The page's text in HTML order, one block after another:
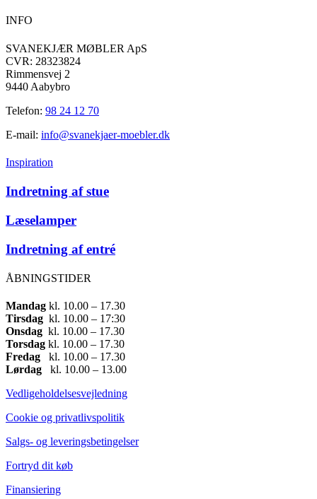
INFO
SVANEKJÆR MØBLER ApS
CVR: 28323824
Rimmensvej 2
9440 Aabybro
Telefon: 98 24 12 70
E-mail: info@svanekjaer-moebler.dk
Inspiration
Indretning af stue
Læselamper
Indretning af entré
ÅBNINGSTIDER
Mandag ​ kl. 10.00 – 17.30​
Tirsdag ​ kl. 10.00 – 17:30​
Onsdag ​ kl. 10.00 – 17.30​
Torsdag ​ kl. 10.00 – 17.30​
Fredag ​ kl. 10.00 – 17.30​
Lørdag ​ kl. 10.00 – 13.00
Vedligeholdelsesvejledning
Cookie og privatlivspolitik
Salgs- og leveringsbetingelser
Fortryd dit køb
Finansiering